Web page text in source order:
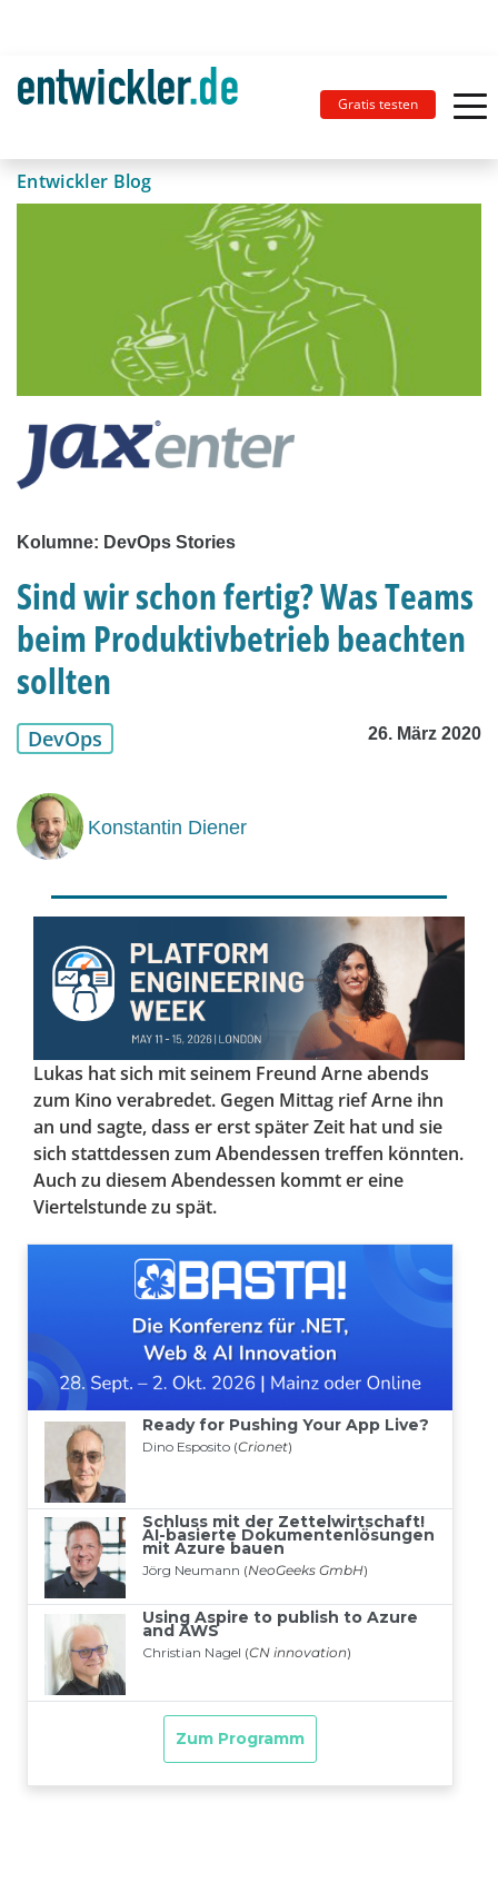
Gratis testen
Entwickler Blog
Kolumne: DevOps Stories
Sind wir schon fertig? Was Teams
beim Produktivbetrieb beachten
sollten
DevOps 26. März 2020
Konstantin Diener
Lukas hat sich mit seinem Freund Arne abends
zum Kino verabredet. Gegen Mittag rief Arne ihn
an und sagte, dass er erst später Zeit hat und sie
sich stattdessen zum Abendessen treffen könnten.
Auch zu diesem Abendessen kommt er eine
Viertelstunde zu spät.